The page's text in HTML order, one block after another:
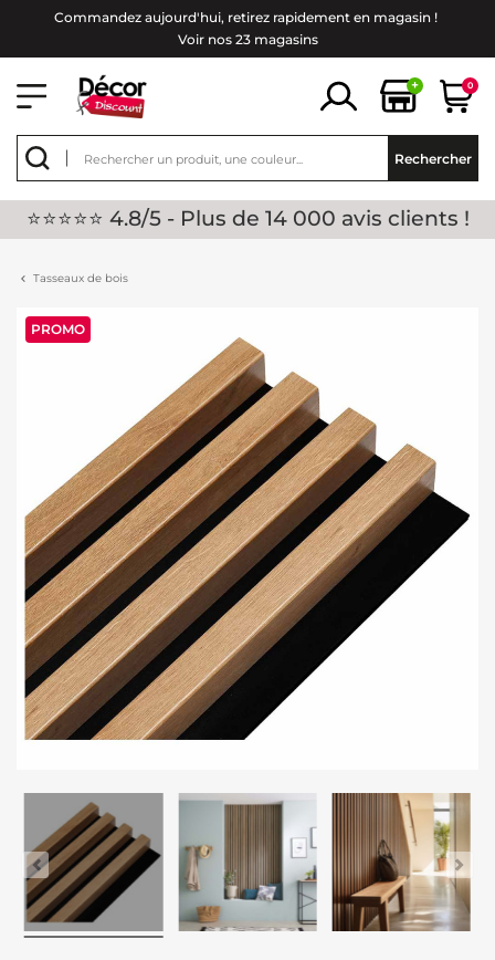
Commandez aujourd'hui, retirez rapidement en magasin !
Voir nos 23 magasins
+ 0
Rechercher
⭐⭐⭐⭐⭐ 4.8/5 - Plus de 14 000 avis clients !
Tasseaux de bois
PROMO